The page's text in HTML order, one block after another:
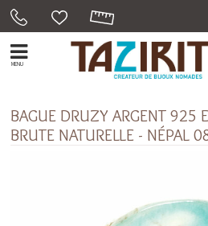
MENU
BAGUE DRUZY ARGENT 925
BRUTE NATURELLE - NÉPAL